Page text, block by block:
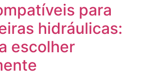
para
hidráulicas:
escolher